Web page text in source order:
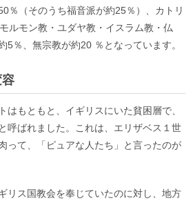
％（そのうち福音派が約25％）、カトリ
ルモン教・ユダヤ教・イスラム教・仏
5％、無宗教が約20 ％となっています。
はもともと、イギリスにいた貧困層で、
呼ばれました。これは、エリザベス１世
って、「ピュアな人たち」と言ったのが
リス国教会を奉じていたのに対し、地方